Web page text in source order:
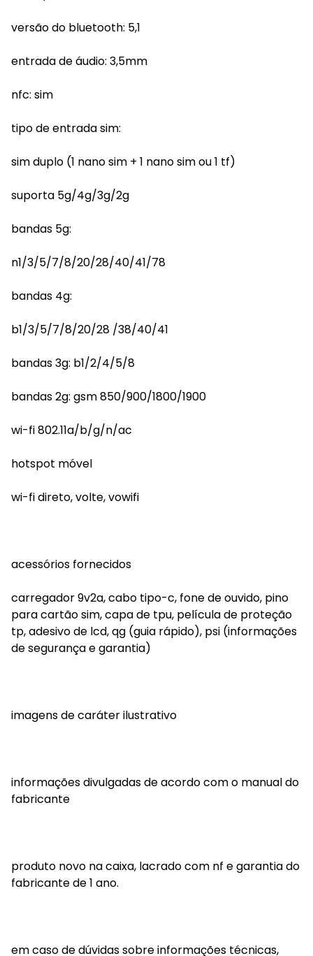
versão do bluetooth: 5,1
entrada de áudio: 3,5mm
nfc: sim
tipo de entrada sim:
sim duplo (1 nano sim + 1 nano sim ou 1 tf)
suporta 5g/4g/3g/2g
bandas 5g:
n1/3/5/7/8/20/28/40/41/78
bandas 4g:
b1/3/5/7/8/20/28 /38/40/41
bandas 3g: b1/2/4/5/8
bandas 2g: gsm 850/900/1800/1900
wi-fi 802.11a/b/g/n/ac
hotspot móvel
wi-fi direto, volte, vowifi
acessórios fornecidos
carregador 9v2a, cabo tipo-c, fone de ouvido, pino
para cartão sim, capa de tpu, película de proteção
tp, adesivo de lcd, qg (guia rápido), psi (informações
de segurança e garantia)
imagens de caráter ilustrativo
informações divulgadas de acordo com o manual do
fabricante
produto novo na caixa, lacrado com nf e garantia do
fabricante de 1 ano.
em caso de dúvidas sobre informações técnicas,